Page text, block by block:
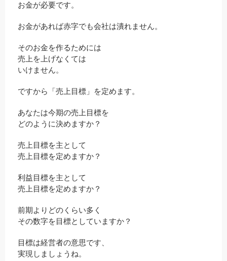
お金が必要です。
お金があれば赤字でも会社は潰れません。
そのお金を作るためには
売上を上げなくては
いけません。
ですから「売上目標」を定めます。
あなたは今期の売上目標を
どのように決めますか？
売上目標を主として
売上目標を定めますか？
利益目標を主として
売上目標を定めますか？
前期よりどのくらい多く
その数字を目標としていますか？
目標は経営者の意思です、
実現しましょうね。